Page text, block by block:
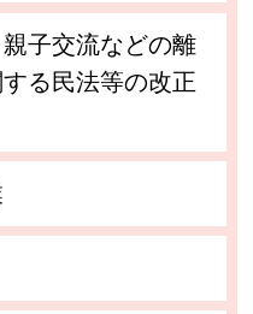
子交流などの離
る民法等の改正